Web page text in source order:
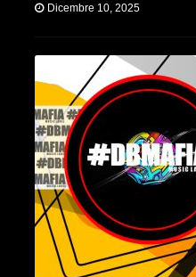
Dicembre 10, 2025